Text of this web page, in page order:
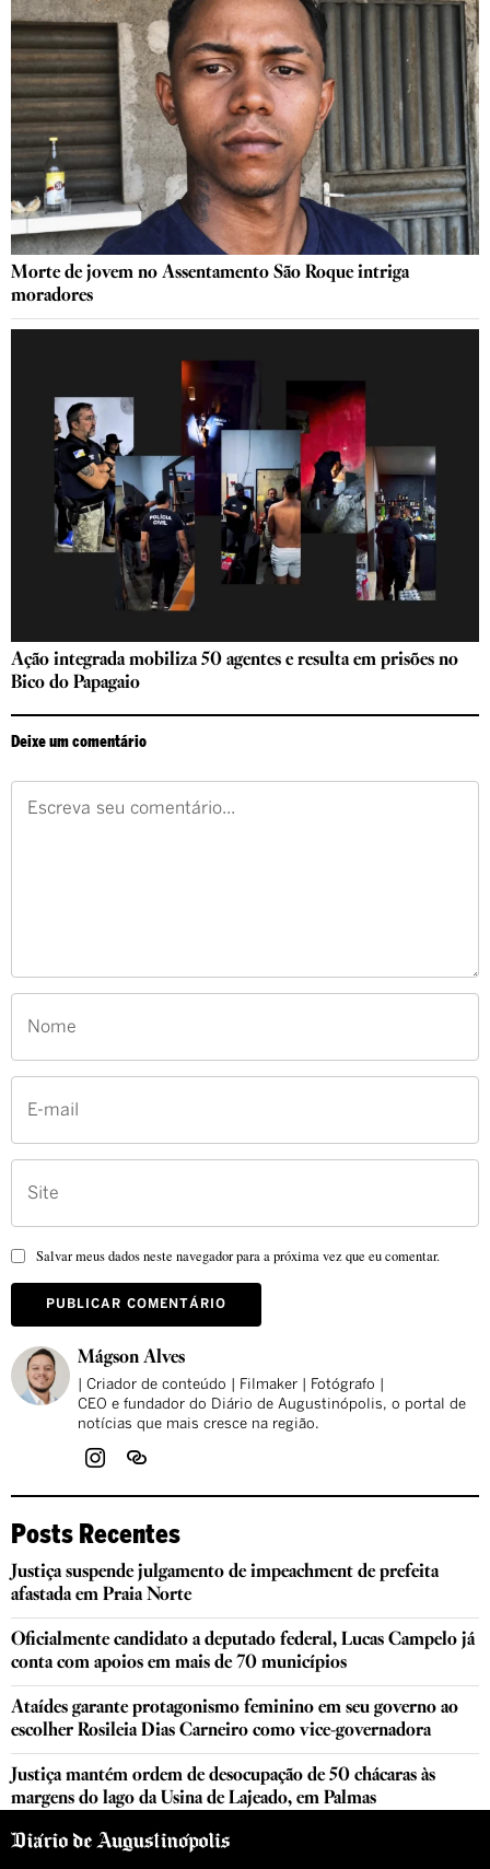
Morte de jovem no Assentamento São Roque intriga
moradores
Ação integrada mobiliza 50 agentes e resulta em prisões no
Bico do Papagaio
Deixe um comentário
Salvar meus dados neste navegador para a próxima vez que eu comentar.
Mágson Alves
| Criador de conteúdo | Filmaker | Fotógrafo |
CEO e fundador do Diário de Augustinópolis, o portal de
notícias que mais cresce na região.
Posts Recentes
Justiça suspende julgamento de impeachment de prefeita
afastada em Praia Norte
Oficialmente candidato a deputado federal, Lucas Campelo já
conta com apoios em mais de 70 municípios
Ataídes garante protagonismo feminino em seu governo ao
escolher Rosileia Dias Carneiro como vice-governadora
Justiça mantém ordem de desocupação de 50 chácaras às
margens do lago da Usina de Lajeado, em Palmas